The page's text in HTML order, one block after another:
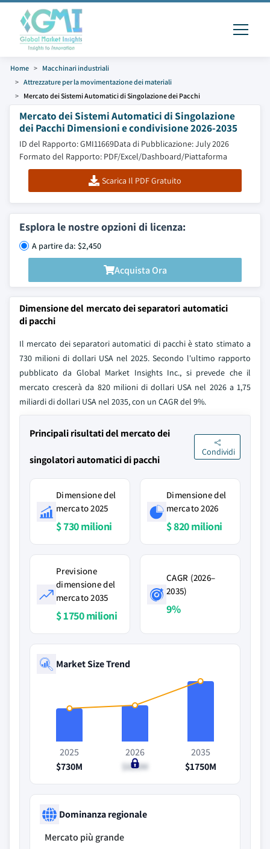
Home
Macchinari industriali
Attrezzature per la movimentazione dei materiali
Mercato dei Sistemi Automatici di Singolazione dei Pacchi
Mercato dei Sistemi Automatici di Singolazione
dei Pacchi Dimensioni e condivisione 2026-2035
ID del Rapporto: GMI11669Data di Pubblicazione: July 2026
Formato del Rapporto: PDF/Excel/Dashboard/Piattaforma
Scarica Il PDF Gratuito
Esplora le nostre opzioni di licenza:
A partire da: $2,450
Acquista Ora
Dimensione del mercato dei separatori automatici
di pacchi
Il mercato dei separatori automatici di pacchi è stato stimato a
730 milioni di dollari USA nel 2025. Secondo l'ultimo rapporto
pubblicato da Global Market Insights Inc., si prevede che il
mercato crescerà da 820 milioni di dollari USA nel 2026 a 1,75
miliardi di dollari USA nel 2035, con un CAGR del 9%.
Principali risultati del mercato dei
singolatori automatici di pacchi
Condividi
Dimensione del
mercato 2025
$ 730 milioni
Dimensione del
mercato 2026
$ 820 milioni
Previsione
dimensione del
mercato 2035
$ 1750 milioni
CAGR (2026–
2035)
9%
Market Size Trend
2025
$730M
2026
$820M
2035
$1750M
Dominanza regionale
Mercato più grande